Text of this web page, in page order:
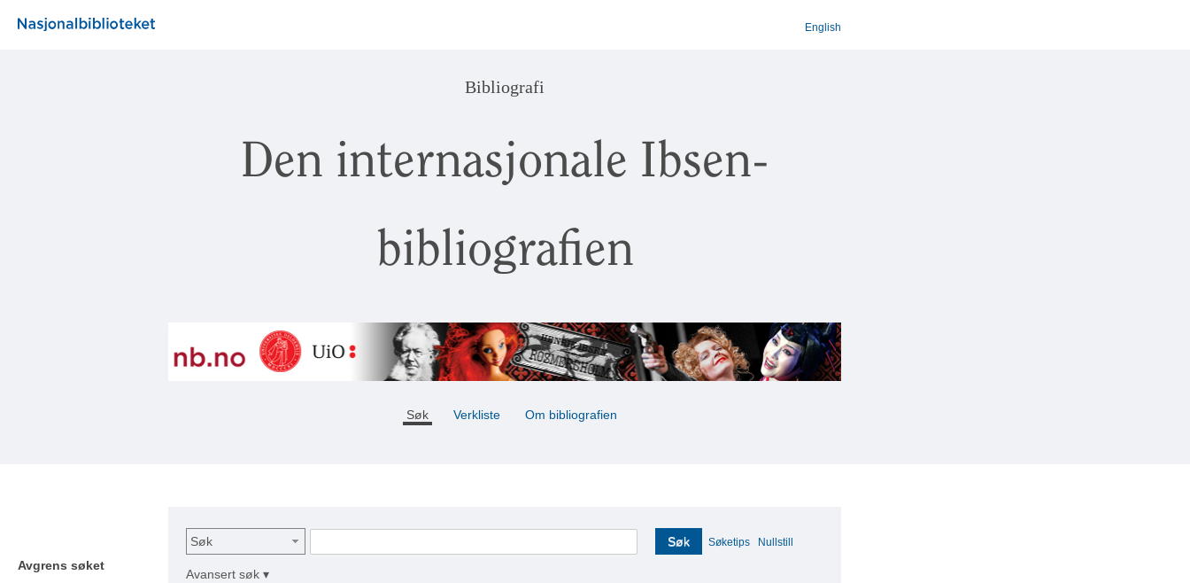
English
Bibliografi
Den internasjonale Ibsen-
bibliografien
Søk Verkliste Om bibliografien
Avgrens søket
Søk Søk Søketips Nullstill
Avansert søk ▾